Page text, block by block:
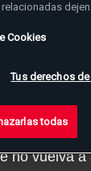
Inc. Todos los
Tus derechos de
nuestra
ver los
no vuelva a
Cookies
Tus derechos
todas